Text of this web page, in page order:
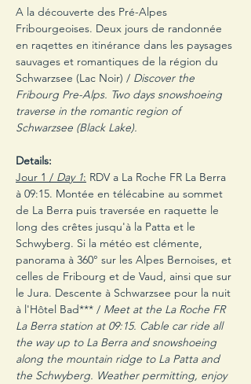
A la découverte des Pré-Alpes
Fribourgeoises. Deux jours de randonnée
en raqettes en itinérance dans les paysages
sauvages et romantiques de la région du
Schwarzsee (Lac Noir) / Discover the
Fribourg Pre-Alps. Two days snowshoeing
traverse in the romantic region of
Schwarzsee (Black Lake).
Details:
Jour 1 / Day 1: RDV a La Roche FR La Berra
à 09:15. Montée en télécabine au sommet
de La Berra puis traversée en raquette le
long des crêtes jusqu'à la Patta et le
Schwyberg. Si la météo est clémente,
panorama à 360° sur les Alpes Bernoises, et
celles de Fribourg et de Vaud, ainsi que sur
le Jura. Descente à Schwarzsee pour la nuit
à l'Hôtel Bad*** / Meet at the La Roche FR
La Berra station at 09:15. Cable car ride all
the way up to La Berra and snowshoeing
along the mountain ridge to La Patta and
the Schwyberg. Weather permitting, enjoy